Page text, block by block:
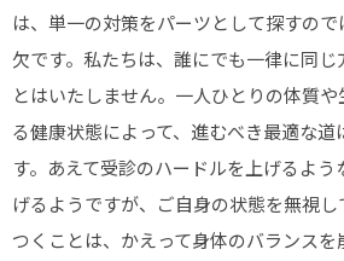
は、単一の対策をパーツとして探すの
欠です。私たちは、誰にでも一律に同
とはいたしません。一人ひとりの体質
る健康状態によって、進むべき最適な道
す。あえて受診のハードルを上げるよ
げるようですが、ご自身の状態を無視
つくことは、かえって身体のバランス